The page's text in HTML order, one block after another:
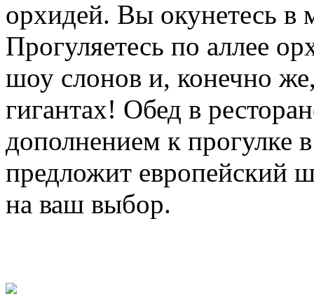
орхидей. Вы окунетесь в
Прогуляетесь по аллее
шоу слонов и, конечно
гигантах! Обед в
дополнением к прогулке
предложит европейский
на ваш выбор.